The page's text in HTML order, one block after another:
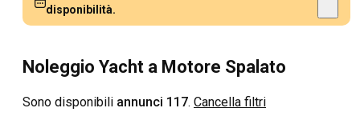
disponibilità.
Noleggio Yacht a Motore Spalato
Sono disponibili annunci 117. Cancella filtri